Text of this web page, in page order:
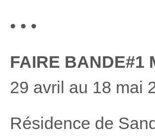
• • •
FAIRE BANDE#1
29 avril au 18 mai
Résidence de